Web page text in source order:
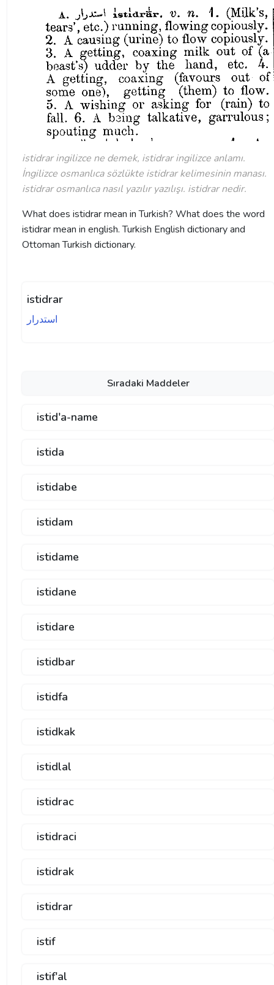
istidrar ingilizce ne demek, istidrar ingilizce anlamı.
İngilizce osmanlıca sözlükte istidrar kelimesinin manası.
istidrar osmanlıca nasıl yazılır yazılışı. istidrar nedir.
What does istidrar mean in Turkish? What does the word
istidrar mean in english. Turkish English dictionary and
Ottoman Turkish dictionary.
istidrar
استدرار
Sıradaki Maddeler
istid'a-name
istida
istidabe
istidam
istidame
istidane
istidare
istidbar
istidfa
istidkak
istidlal
istidrac
istidraci
istidrak
istidrar
istif
istif'al